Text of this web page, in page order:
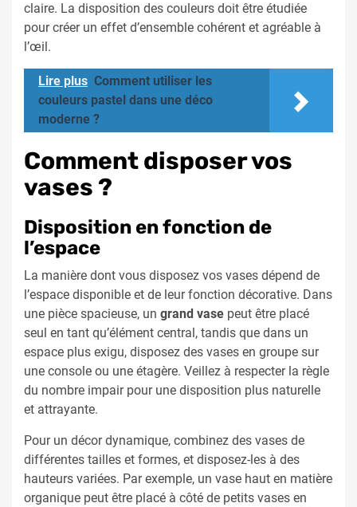
claire. La disposition des couleurs doit être étudiée
pour créer un effet d’ensemble cohérent et agréable à
l’œil.
Lire plus Comment utiliser les
couleurs pastel dans une déco
moderne ?
Comment disposer vos
vases ?
Disposition en fonction de
l’espace
La manière dont vous disposez vos vases dépend de
l’espace disponible et de leur fonction décorative. Dans
une pièce spacieuse, un grand vase peut être placé
seul en tant qu’élément central, tandis que dans un
espace plus exigu, disposez des vases en groupe sur
une console ou une étagère. Veillez à respecter la règle
du nombre impair pour une disposition plus naturelle
et attrayante.
Pour un décor dynamique, combinez des vases de
différentes tailles et formes, et disposez-les à des
hauteurs variées. Par exemple, un vase haut en matière
organique peut être placé à côté de petits vases en